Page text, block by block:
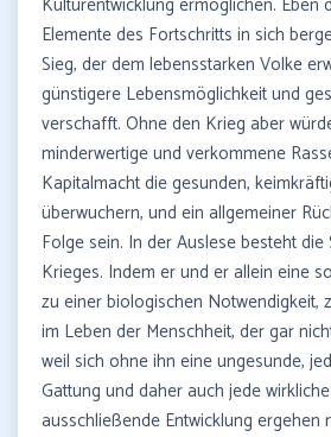
Elemente des Fortschritts in sich
Sieg, der dem lebensstarken Volke
günstigere Lebensmöglichkeit und
verschafft. Ohne den Krieg aber
minderwertige und verkommene
Kapitalmacht die gesunden,
überwuchern, und ein allgemeiner
Folge sein. In der Auslese besteht
Krieges. Indem er und er allein eine
zu einer biologischen Notwendigkeit,
im Leben der Menschheit, der gar
weil sich ohne ihn eine ungesunde,
Gattung und daher auch jede
ausschließende Entwicklung ergehen